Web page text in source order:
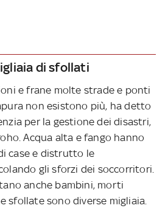
di sfollati
e frane molte strade e ponti
non esistono più, ha detto
per la gestione dei disastri,
Acqua alta e fango hanno
case e distrutto le
gli sforzi dei soccorritori.
anche bambini, morti
sfollate sono diverse migliaia.